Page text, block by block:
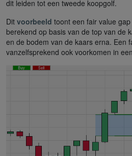
dit leiden tot een tweede koopgolf.
Dit voorbeeld toont een fair value
berekend op basis van de top van de
en de bodem van de kaars erna. Een
vanzelfsprekend ook voorkomen in